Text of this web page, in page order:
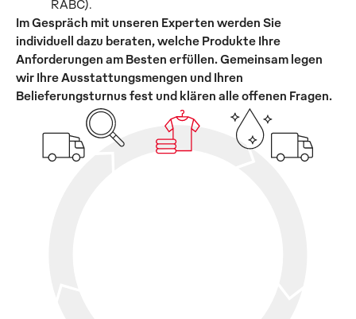
RABC).
Im Gespräch mit unseren Experten werden Sie
individuell dazu beraten, welche Produkte Ihre
Anforderungen am Besten erfüllen. Gemeinsam legen
wir Ihre Ausstattungsmengen und Ihren
Belieferungsturnus fest und klären alle offenen Fragen.